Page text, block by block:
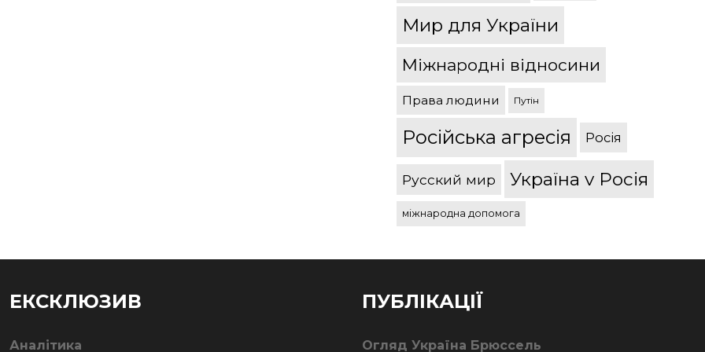
Мир для України
Міжнародні відносини
Права людини Путін
Російська агресія Росія
Русский мир Україна v Росія
міжнародна допомога
ЕКСКЛЮЗИВ
Аналітика
ПУБЛІКАЦІЇ
Огляд Україна Брюссель